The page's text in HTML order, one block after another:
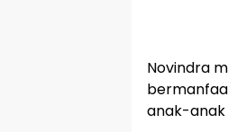
Novindra
anak-anak